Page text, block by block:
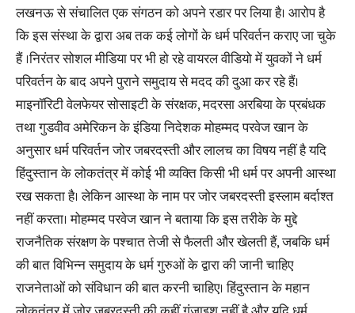
लखनऊ से संचालित एक संगठन को अपने रडार पर लिया है। आरोप है
कि इस संस्था के द्वारा अब तक कई लोगों के धर्म परिवर्तन कराए जा चुके
हैं ।निरंतर सोशल मीडिया पर भी हो रहे वायरल वीडियो में युवकों ने धर्म
परिवर्तन के बाद अपने पुराने समुदाय से मदद की दुआ कर रहे हैं।
माइनॉरिटी वेलफेयर सोसाइटी के संरक्षक, मदरसा अरबिया के प्रबंधक
तथा गुडवीव अमेरिकन के इंडिया निदेशक मोहम्मद परवेज खान के
अनुसार धर्म परिवर्तन जोर जबरदस्ती और लालच का विषय नहीं है यदि
हिंदुस्तान के लोकतंत्र में कोई भी व्यक्ति किसी भी धर्म पर अपनी आस्था
रख सकता है। लेकिन आस्था के नाम पर जोर जबरदस्ती इस्लाम बर्दाश्त
नहीं करता। मोहम्मद परवेज खान ने बताया कि इस तरीके के मुद्दे
राजनैतिक संरक्षण के पश्चात तेजी से फैलती और खेलती हैं, जबकि धर्म
की बात विभिन्न समुदाय के धर्म गुरुओं के द्वारा की जानी चाहिए
राजनेताओं को संविधान की बात करनी चाहिए। हिंदुस्तान के महान